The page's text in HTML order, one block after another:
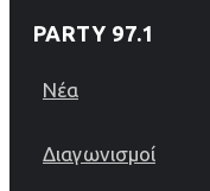
PARTY 97.1
Νέα
Διαγωνισμοί